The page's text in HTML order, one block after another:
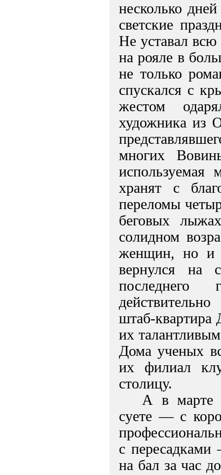
несколько
светские
Не уставал всю
на рояле в
не только
спускался с
жестом
художника из
многих
используемая
хранят с
переломы
беговых
солидном
женщин, но и
вернулся на
последнего
штаб-квартира
их
Дома ученых
их филиал
столицу.
А в марте
суете — с
с пересадками
на бал за час